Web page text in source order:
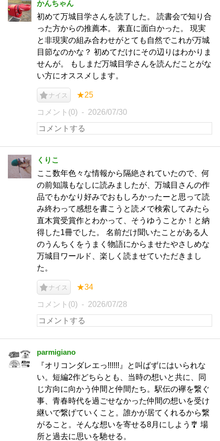
かんちゃん
初めて万城目学さんを読了した。 読書会で知り合
った方からの推薦本。 素直に面白かった。 現実
と非現実の組み合わせがとても自然でこれが万城
目節なのかな？ 初めてだけにその辺りはわかりま
せんが。 もしまだ万城目学さんを読んだことがな
い方にオススメします。
ナイス ★25
コメント(0) 2026/07/30
くりこ
ここ数年色々な情報から隔絶されていたので、何
の前知識もなしに読みましたが、万城目さんの作
品でもかなり好みでおもしろかったーと思って読
み終わって感想を書こうと読メで検索してみたら
直木賞受賞作とわかって、そうゆうことか！と納
得した1冊でした。 名前だけ聞いたことがある人
のうんちくをうまく物語にからませたやさしめな
万城目ワールド、楽しく読ませていただきまし
た。
ナイス ★34
コメント(0) 2026/07/28
parmigiano
『オリコンダレエっ!!!!!!』と叫ばずにはいられな
い。短編2作どちらとも、当時の想いと共に、同
じ方向に向かう仲間と仲間たち。駅伝の襷を繋ぐ
事、青春時代を過ごせなかった仲間の想いを受け
継いで繋げていくこと。誰かが居てくれるから繋
がること。そんな想いを寄せる8月にしよう🎐 場
所と過去に思いを馳せる。